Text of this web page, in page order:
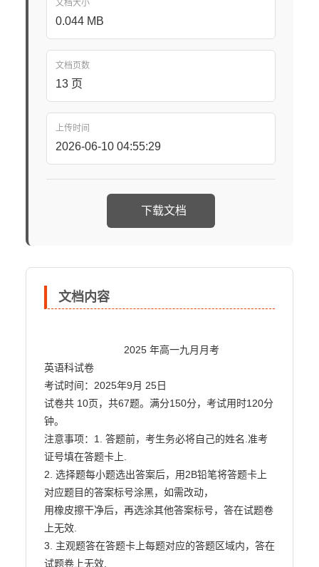
文档大小
0.044 MB
文档页数
13 页
上传时间
2026-06-10 04:55:29
下载文档
文档内容